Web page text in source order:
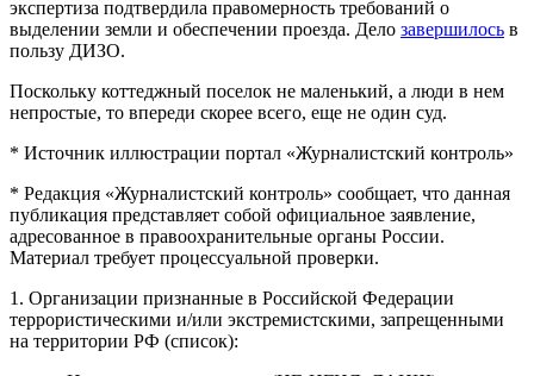
экспертиза подтвердила правомерность требований о
выделении земли и обеспечении проезда. Дело завершилось в
пользу ДИЗО.
Поскольку коттеджный поселок не маленький, а люди в нем
непростые, то впереди скорее всего, еще не один суд.
* Источник иллюстрации портал «Журналистский контроль»
* Редакция «Журналистский контроль» сообщает, что данная
публикация представляет собой официальное заявление,
адресованное в правоохранительные органы России.
Материал требует процессуальной проверки.
1. Организации признанные в Российской Федерации
террористическими и/или экстремистскими, запрещенными
на территории РФ (список):